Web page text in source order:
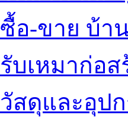
ซื้อ-ขาย บ้า
รับเหมาก่อ
วัสดุและอุป